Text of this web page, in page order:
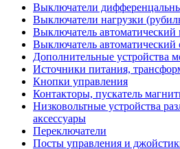
Выключатели
Выключатели нагрузки
Выключатель
Выключатель автоматический
Дополнительные устройства
Источники питания,
Кнопки управления
Контакторы, пускатель
Низковольтные устройства
аксессуары
Переключатели
Посты управления и